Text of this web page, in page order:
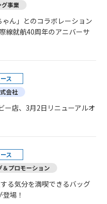
事業
ん」とのコラボレーション
線就航40周年のアニバーサ
ス
会社
ー店、3月2日リニューアルオ
ス
＆プロモーション
る気分を満喫できるバッグ
場！